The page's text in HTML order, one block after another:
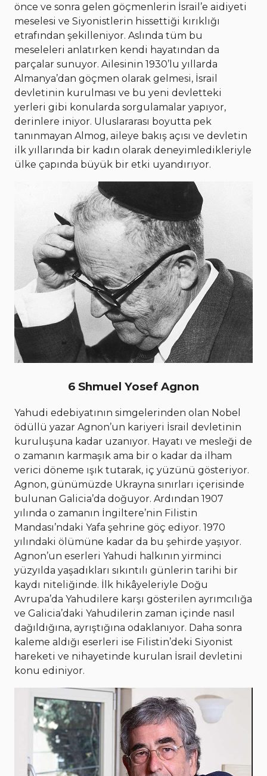
önce ve sonra gelen göçmenlerin İsrail’e aidiyeti
meselesi ve Siyonistlerin hissettiği kırıklığı
etrafından şekilleniyor. Aslında tüm bu
meseleleri anlatırken kendi hayatından da
parçalar sunuyor. Ailesinin 1930’lu yıllarda
Almanya’dan göçmen olarak gelmesi, İsrail
devletinin kurulması ve bu yeni devletteki
yerleri gibi konularda sorgulamalar yapıyor,
derinlere iniyor. Uluslararası boyutta pek
tanınmayan Almog, aileye bakış açısı ve devletin
ilk yıllarında bir kadın olarak deneyimledikleriyle
ülke çapında büyük bir etki uyandırıyor.
6 Shmuel Yosef Agnon
Yahudi edebiyatının simgelerinden olan Nobel
ödüllü yazar Agnon’un kariyeri İsrail devletinin
kuruluşuna kadar uzanıyor. Hayatı ve mesleği de
o zamanın karmaşık ama bir o kadar da ilham
verici döneme ışık tutarak, iç yüzünü gösteriyor.
Agnon, günümüzde Ukrayna sınırları içerisinde
bulunan Galicia’da doğuyor. Ardından 1907
yılında o zamanın İngiltere’nin Filistin
Mandası’ndaki Yafa şehrine göç ediyor. 1970
yılındaki ölümüne kadar da bu şehirde yaşıyor.
Agnon’un eserleri Yahudi halkının yirminci
yüzyılda yaşadıkları sıkıntılı günlerin tarihi bir
kaydı niteliğinde. İlk hikâyeleriyle Doğu
Avrupa’da Yahudilere karşı gösterilen ayrımcılığa
ve Galicia’daki Yahudilerin zaman içinde nasıl
dağıldığına, ayrıştığına odaklanıyor. Daha sonra
kaleme aldığı eserleri ise Filistin’deki Siyonist
hareketi ve nihayetinde kurulan İsrail devletini
konu ediniyor.